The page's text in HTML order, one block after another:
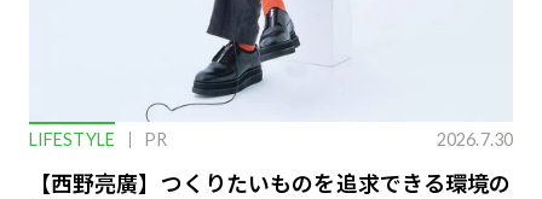
LIFESTYLE PR 2026.7.30
【西野亮廣】つくりたいものを追求できる環境の